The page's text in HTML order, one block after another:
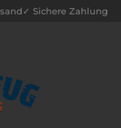
✓ Sichere Zahlung